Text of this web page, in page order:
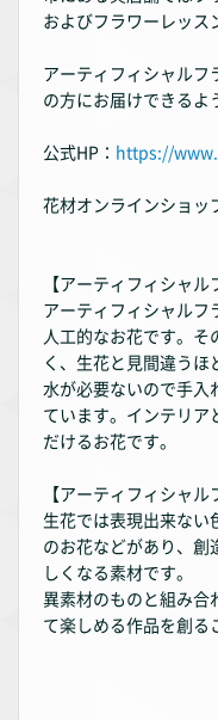
およびフラワーレッス
アーティフィシャルフ
の方にお届けできるよ
公式HP： https://
花材オンラインショッ
【アーティフィシャル
アーティフィシャルフ
人工的なお花です。
く、生花と見間違うほ
水が必要ないので手入
ています。インテリア
だけるお花です。
【アーティフィシャル
生花では表現出来な
のお花などがあり、
しくなる素材です。
異素材のものと組み合
て楽しめる作品を創る